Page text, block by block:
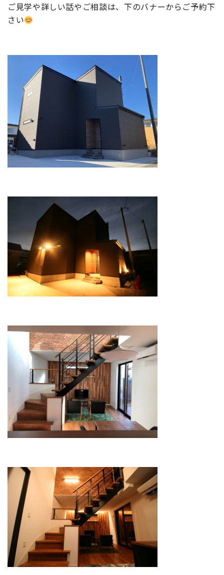
ご見学や詳しい話やご相談は、下のバナーからご予約下
さい